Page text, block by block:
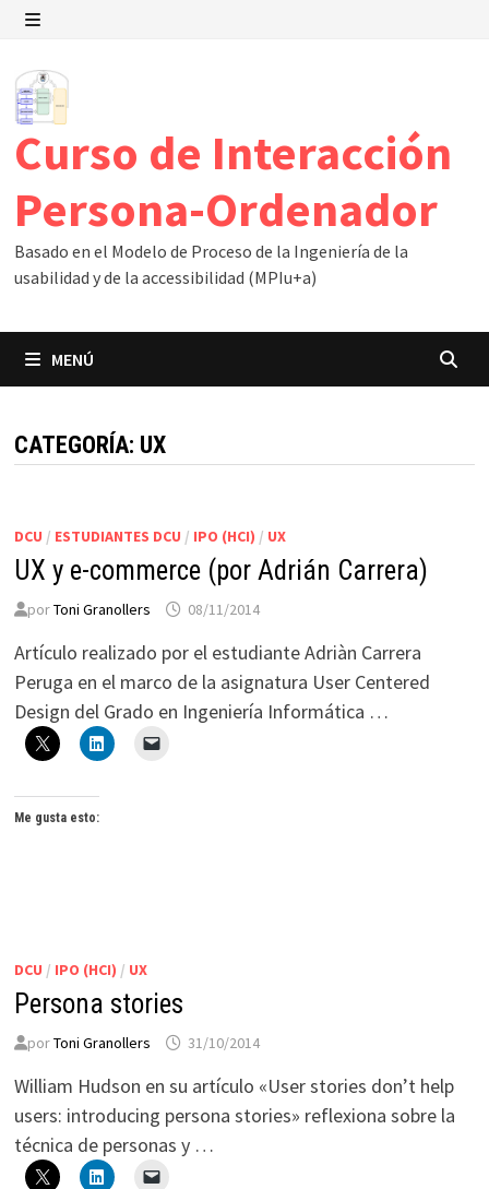
Saltar
contenido
Curso de Interacción
Persona-Ordenador
Basado en el Modelo de Proceso de la Ingeniería de la
usabilidad y de la accessibilidad (MPIu+a)
MENÚ
CATEGORÍA: UX
DCU / ESTUDIANTES DCU / IPO (HCI) / UX
UX y e-commerce (por Adrián Carrera)
porToni Granollers 08/11/2014
Artículo realizado por el estudiante Adriàn Carrera
Peruga en el marco de la asignatura User Centered
Design del Grado en Ingeniería Informática …
Me gusta esto:
DCU / IPO (HCI) / UX
Persona stories
porToni Granollers 31/10/2014
William Hudson en su artículo «User stories don’t help
users: introducing persona stories» reflexiona sobre la
técnica de personas y …